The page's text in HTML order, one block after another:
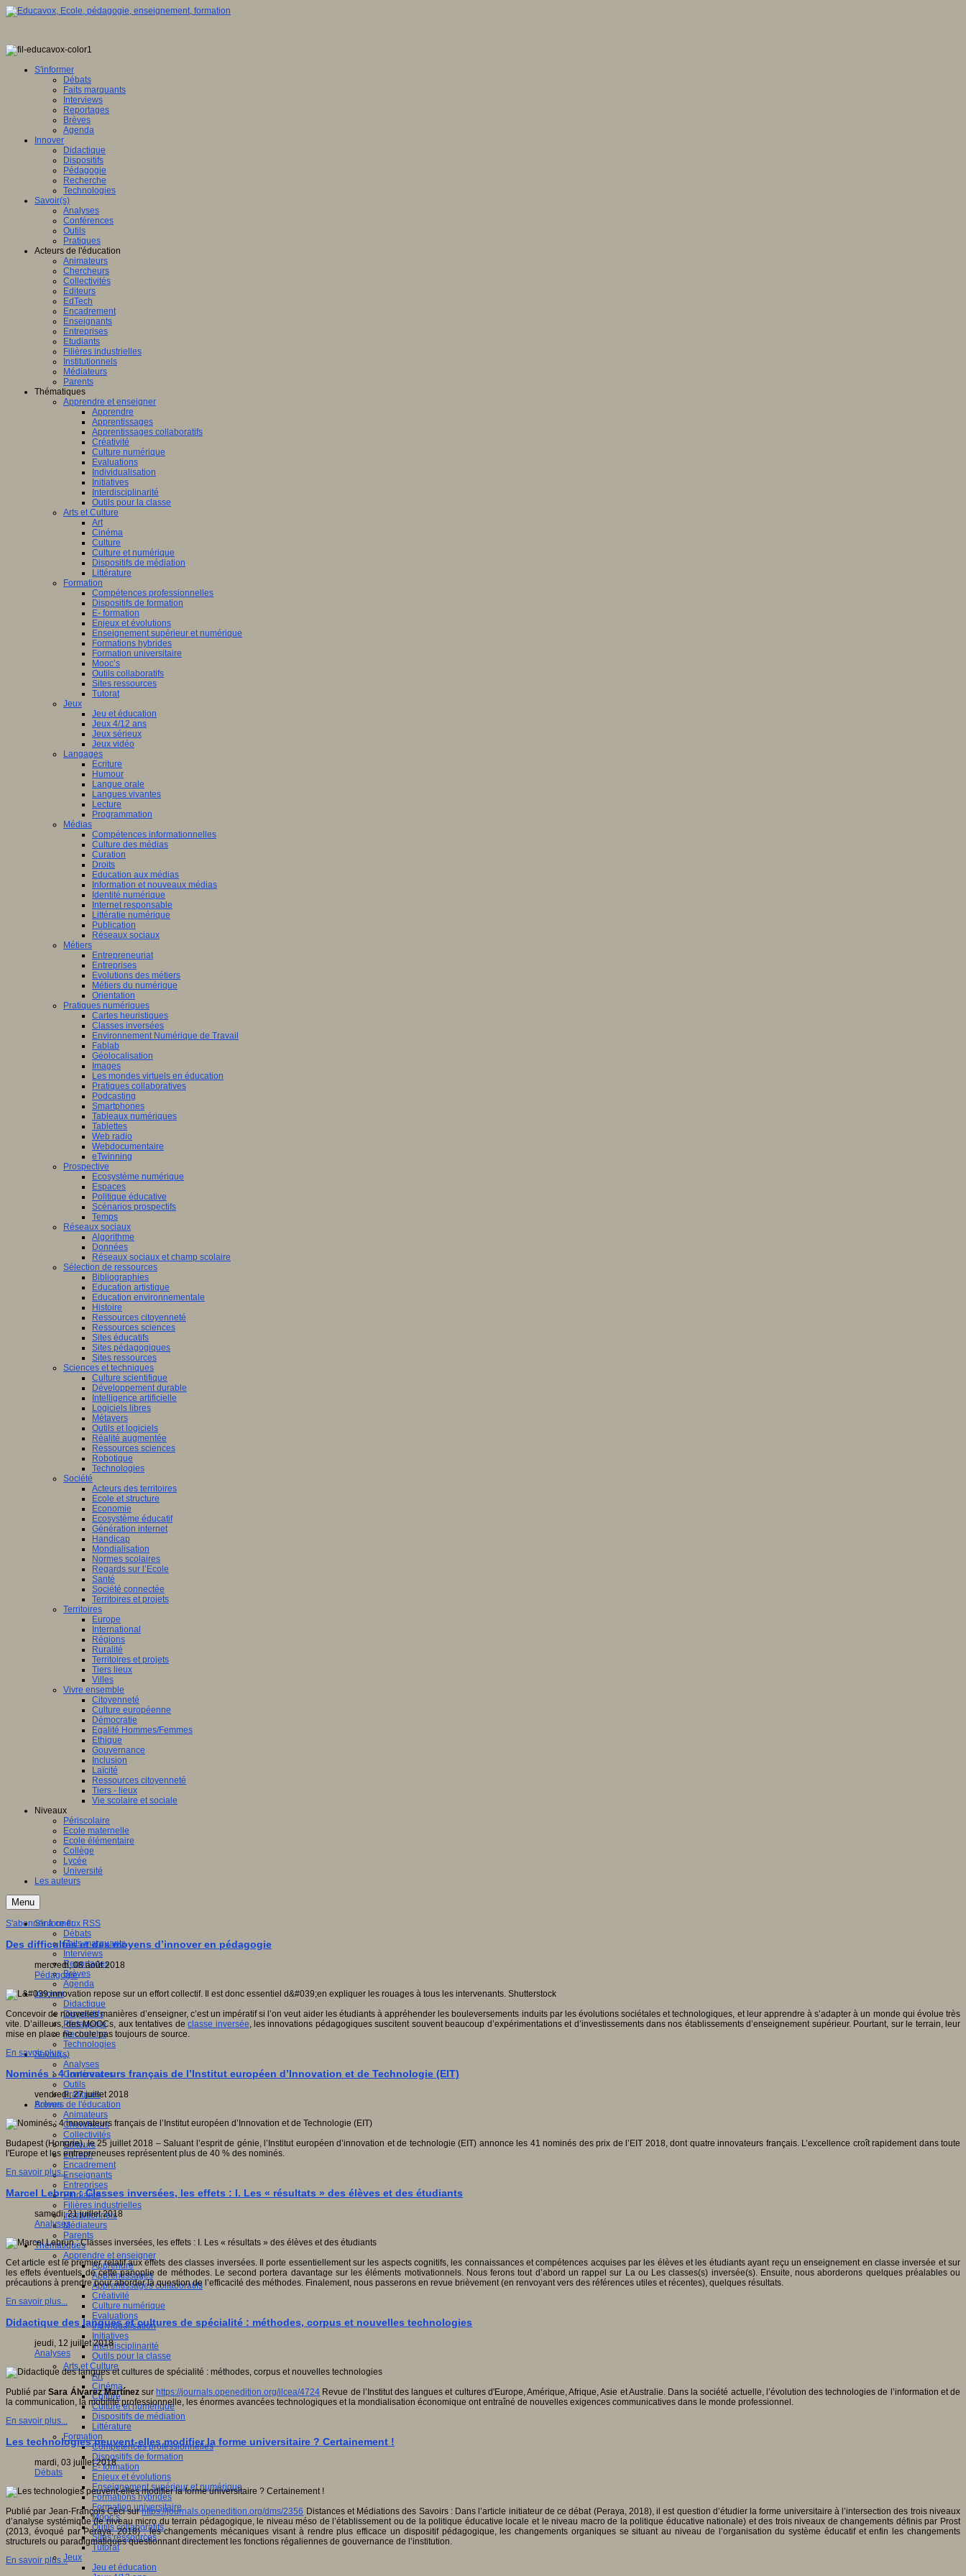
S'informer
Débats
Faits marquants
Interviews
Reportages
Brèves
Agenda
Innover
Didactique
Dispositifs
Pédagogie
Recherche
Technologies
Savoir(s)
Analyses
Conférences
Outils
Pratiques
Acteurs de l'éducation
Animateurs
Chercheurs
Collectivités
Editeurs
EdTech
Encadrement
Enseignants
Entreprises
Etudiants
Filières industrielles
Institutionnels
Médiateurs
Parents
Thématiques
Apprendre et enseigner
Apprendre
Apprentissages
Apprentissages collaboratifs
Créativité
Culture numérique
Evaluations
Individualisation
Initiatives
Interdisciplinarité
Outils pour la classe
Arts et Culture
Art
Cinéma
Culture
Culture et numérique
Dispositifs de médiation
Littérature
Formation
Compétences professionnelles
Dispositifs de formation
E- formation
Enjeux et évolutions
Enseignement supérieur et numérique
Formations hybrides
Formation universitaire
Mooc’s
Outils collaboratifs
Sites ressources
Tutorat
Jeux
Jeu et éducation
Jeux 4/12 ans
Jeux sérieux
Jeux vidéo
Langages
Ecriture
Humour
Langue orale
Langues vivantes
Lecture
Programmation
Médias
Compétences informationnelles
Culture des médias
Curation
Droits
Education aux médias
Information et nouveaux médias
Identité numérique
Internet responsable
Littératie numérique
Publication
Réseaux sociaux
Métiers
Entrepreneuriat
Entreprises
Evolutions des métiers
Métiers du numérique
Orientation
Pratiques numériques
Cartes heuristiques
Classes inversées
Environnement Numérique de Travail
Fablab
Géolocalisation
Images
Les mondes virtuels en éducation
Pratiques collaboratives
Podcasting
Smartphones
Tableaux numériques
Tablettes
Web radio
Webdocumentaire
eTwinning
Prospective
Ecosystème numérique
Espaces
Politique éducative
Scénarios prospectifs
Temps
Réseaux sociaux
Algorithme
Données
Réseaux sociaux et champ scolaire
Sélection de ressources
Bibliographies
Education artistique
Education environnementale
Histoire
Ressources citoyenneté
Ressources sciences
Sites éducatifs
Sites pédagogiques
Sites ressources
Sciences et techniques
Culture scientifique
Développement durable
Intelligence artificielle
Logiciels libres
Métavers
Outils et logiciels
Réalité augmentée
Ressources sciences
Robotique
Technologies
Société
Acteurs des territoires
Ecole et structure
Economie
Ecosystème éducatif
Génération internet
Handicap
Mondialisation
Normes scolaires
Regards sur l’Ecole
Santé
Société connectée
Territoires et projets
Territoires
Europe
International
Régions
Ruralité
Territoires et projets
Tiers lieux
Villes
Vivre ensemble
Citoyenneté
Culture européenne
Démocratie
Egalité Hommes/Femmes
Ethique
Gouvernance
Inclusion
Laïcité
Ressources citoyenneté
Tiers - lieux
Vie scolaire et sociale
Niveaux
Périscolaire
Ecole maternelle
Ecole élémentaire
Collège
Lycée
Université
Les auteurs
Menu
S'informer
Débats
Faits marquants
Interviews
Reportages
Brèves
Agenda
Innover
Didactique
Dispositifs
Pédagogie
Recherche
Technologies
Savoir(s)
Analyses
Conférences
Outils
Pratiques
Acteurs de l'éducation
Animateurs
Chercheurs
Collectivités
Editeurs
EdTech
Encadrement
Enseignants
Entreprises
Etudiants
Filières industrielles
Institutionnels
Médiateurs
Parents
Thématiques
Apprendre et enseigner
Apprendre
Apprentissages
Apprentissages collaboratifs
Créativité
Culture numérique
Evaluations
Individualisation
Initiatives
Interdisciplinarité
Outils pour la classe
Arts et Culture
Art
Cinéma
Culture
Culture et numérique
Dispositifs de médiation
Littérature
Formation
Compétences professionnelles
Dispositifs de formation
E- formation
Enjeux et évolutions
Enseignement supérieur et numérique
Formations hybrides
Formation universitaire
Mooc’s
Outils collaboratifs
Sites ressources
Tutorat
Jeux
Jeu et éducation
S'abonner à ce flux RSS
Des difficultés et des moyens d’innover en pédagogie
mercredi, 08 août 2018
Pédagogie
Concevoir de nouvelles manières d’enseigner, c’est un impératif si l’on veut aider les étudiants à appréhender les bouleversements induits par les évolutions sociétales et technologiques, et leur apprendre à s’adapter à un monde qui évolue très
vite. D’ailleurs, des MOOCs, aux tentatives declasse inversée, les innovations pédagogiques suscitent souvent beaucoup d’expérimentations et d’investissements dans nos établissements d’enseignement supérieur. Pourtant, sur le terrain, leur
mise en place ne coule pas toujours de source.
En savoir plus...
Nominés : 4 innovateurs français de l’Institut européen d’Innovation et de Technologie (EIT)
vendredi, 27 juillet 2018
Brèves
Budapest (Hongrie), le 25 juillet 2018 – Saluant l’esprit de génie, l’Institut européen d’innovation et de technologie (EIT) annonce les 41 nominés des prix de l’EIT 2018, dont quatre innovateurs français. L’excellence croît rapidement dans toute
l'Europe et les entrepreneuses représentent plus de 40 % des nominés.
En savoir plus...
Marcel Lebrun : Classes inversées, les effets : I. Les « résultats » des élèves et des étudiants
samedi, 21 juillet 2018
Analyses
Cet article est le premier relatif aux effets des classes inversées. Il porte essentiellement sur les aspects cognitifs, les connaissances et compétences acquises par les élèves et les étudiants ayant reçu un enseignement en classe inversée et sur
les effets éventuels de cette panoplie de méthodes. Le second portera davantage sur les éléments motivationnels. Nous ferons tout d’abord un rappel sur La ou Les classes(s) inversée(s). Ensuite, nous aborderons quelques préalables ou
précautions à prendre pour aborder la question de l’efficacité des méthodes. Finalement, nous passerons en revue brièvement (en renvoyant vers des références utiles et récentes), quelques résultats.
En savoir plus...
Didactique des langues et cultures de spécialité : méthodes, corpus et nouvelles technologies
jeudi, 12 juillet 2018
Analyses
Publié parSara Álvarez Martínezsur https://journals.openedition.org/ilcea/4724 Revue de l’Institut des langues et cultures d'Europe, Amérique, Afrique, Asie et Australie. Dans la société actuelle, l’évolution des technologies de l’information et de
la communication, la mobilité professionnelle, les énormes avancées technologiques et la mondialisation économique ont entraîné de nouvelles exigences communicatives dans le monde professionnel.
En savoir plus...
Les technologies peuvent-elles modifier la forme universitaire ? Certainement !
mardi, 03 juillet 2018
Débats
Publié par Jean-François Céci surhttps://journals.openedition.org/dms/2356 Distances et Médiations des Savoirs : Dans l’article initiateur de ce débat (Peraya, 2018), il est question d’étudier la forme universitaire à l’intersection des trois niveaux
d’analyse systémique (le niveau micro du terrain pédagogique, le niveau méso de l’établissement ou de la politique éducative locale et le niveau macro de la politique éducative nationale) et des trois niveaux de changements définis par Prost
(2013, évoqué par Peraya, 2018) : les changements mécaniques visant à rendre plus efficace un dispositif pédagogique, les changements organiques se situant au niveau de l’organisation du système éducatif et enfin les changements
structurels ou paradigmatiques questionnant directement les fonctions régaliennes de gouvernance de l’institution.
En savoir plus...